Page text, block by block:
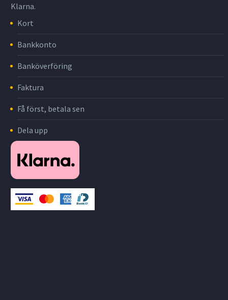
Klarna.
Kort
Bankkonto
Banköverföring
Faktura
Få först, betala sen
Dela upp